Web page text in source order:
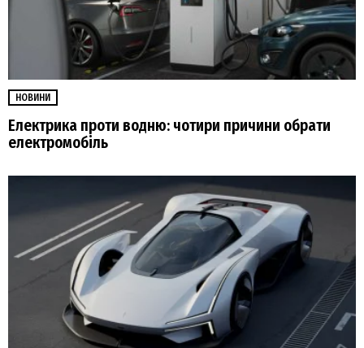
НОВИНИ
Електрика проти водню: чотири причини обрати
електромобіль